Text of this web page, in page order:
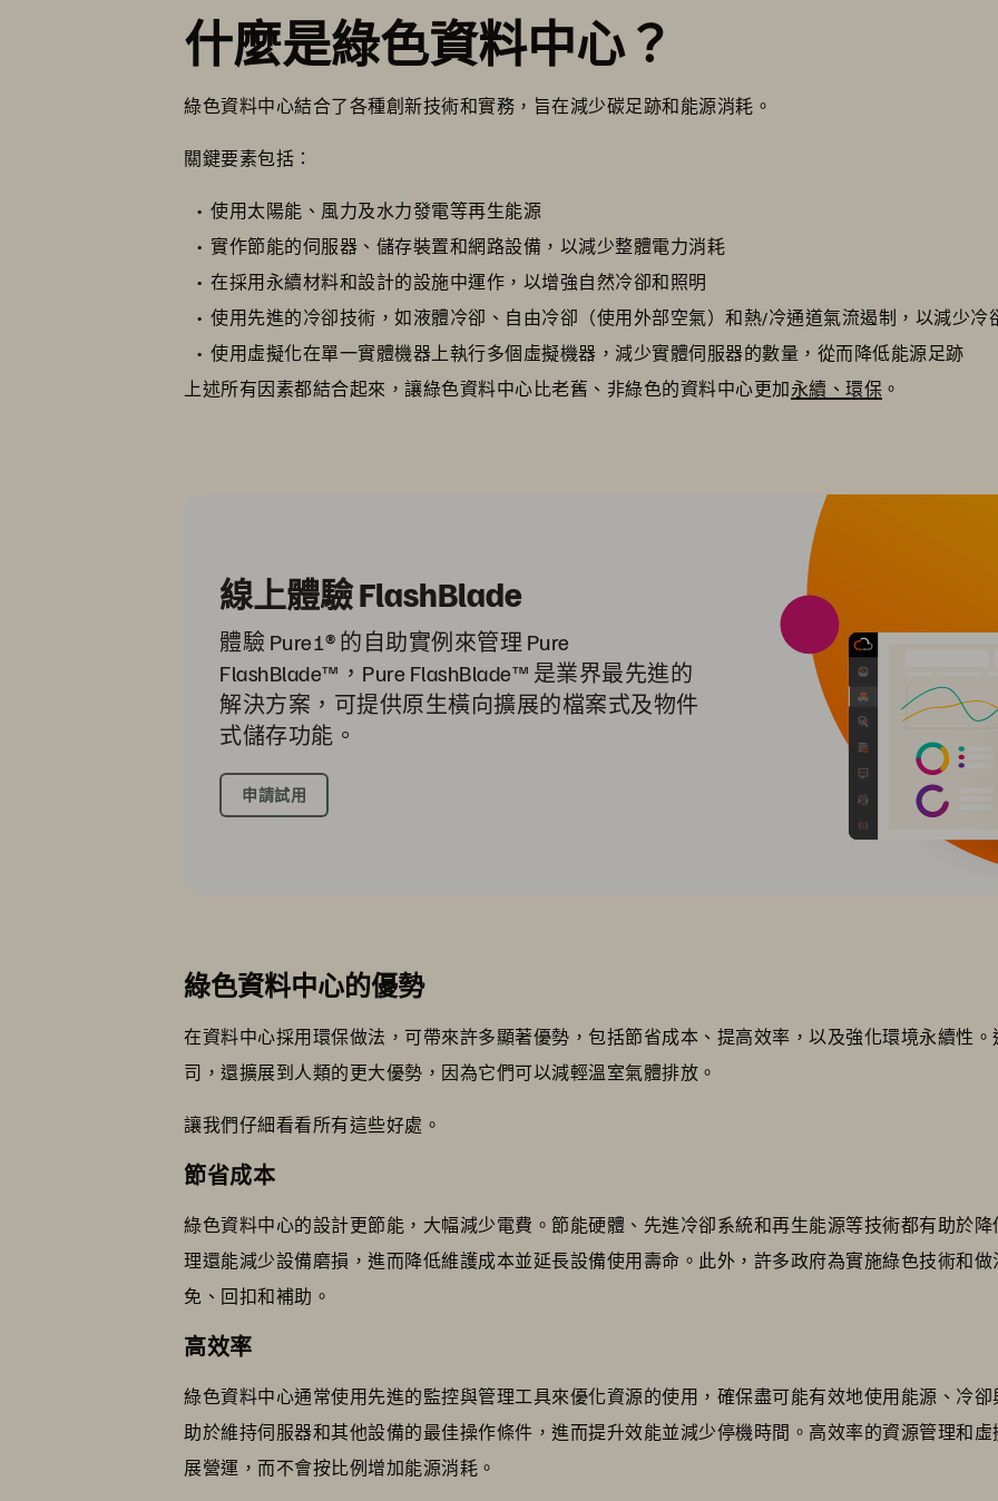
什麼是綠色資料中心？
綠色資料中心結合了各種創新技術和實務，旨在減少碳足跡和能源消耗。
關鍵要素包括：
使用太陽能、風力及水力發電等再生能源
實作節能的伺服器、儲存裝置和網路設備，以減少整體電力消耗
在採用永續材料和設計的設施中運作，以增強自然冷卻和照明
使用先進的冷卻技術，如液體冷卻、自由冷卻（使用外部空氣）和熱/冷通道氣流遏制，以減少冷
使用虛擬化在單一實體機器上執行多個虛擬機器，減少實體伺服器的數量，從而降低能源足跡
上述所有因素都結合起來，讓綠色資料中心比老舊、非綠色的資料中心更加永續、環保 。
線上體驗 FlashBlade
體驗 Pure1® 的自助實例來管理 Pure
FlashBlade™，Pure FlashBlade™ 是業界最先進的
解決方案，可提供原生橫向擴展的檔案式及物件
式儲存功能。
申請試用
綠色資料中心的優勢
在資料中心採用環保做法，可帶來許多顯著優勢，包括節省成本、提高效率，以及強化環境永續性
司，還擴展到人類的更大優勢，因為它們可以減輕溫室氣體排放。
讓我們仔細看看所有這些好處。
節省成本
綠色資料中心的設計更節能，大幅減少電費。節能硬體、先進冷卻系統和再生能源等技術都有助於
理還能減少設備磨損，進而降低維護成本並延長設備使用壽命。此外，許多政府為實施綠色技術和
免、回扣和補助。
高效率
綠色資料中心通常使用先進的監控與管理工具來優化資源的使用，確保盡可能有效地使用能源、冷
助於維持伺服器和其他設備的最佳操作條件，進而提升效能並減少停機時間。高效率的資源管理和
展營運，而不會按比例增加能源消耗。